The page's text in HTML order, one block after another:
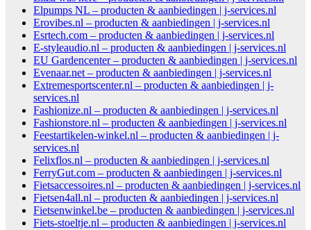
Elpumps NL – producten & aanbiedingen | j-services.nl
Erovibes.nl – producten & aanbiedingen | j-services.nl
Esrtech.com – producten & aanbiedingen | j-services.nl
E-styleaudio.nl – producten & aanbiedingen | j-services.nl
EU Gardencenter – producten & aanbiedingen | j-services.nl
Evenaar.net – producten & aanbiedingen | j-services.nl
Extremesportscenter.nl – producten & aanbiedingen | j-
services.nl
Fashionize.nl – producten & aanbiedingen | j-services.nl
Fashionstore.nl – producten & aanbiedingen | j-services.nl
Feestartikelen-winkel.nl – producten & aanbiedingen | j-
services.nl
Felixflos.nl – producten & aanbiedingen | j-services.nl
FerryGut.com – producten & aanbiedingen | j-services.nl
Fietsaccessoires.nl – producten & aanbiedingen | j-services.nl
Fietsen4all.nl – producten & aanbiedingen | j-services.nl
Fietsenwinkel.be – producten & aanbiedingen | j-services.nl
Fiets-stoeltje.nl – producten & aanbiedingen | j-services.nl